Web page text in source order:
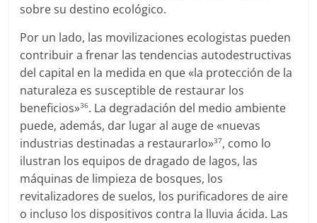
sobre su destino ecológico.
Por un lado, las movilizaciones ecologistas pueden
contribuir a frenar las tendencias autodestructivas
del capital en la medida en que «la protección de la
naturaleza es susceptible de restaurar los
beneficios»36. La degradación del medio ambiente
puede, además, dar lugar al auge de «nuevas
industrias destinadas a restaurarlo»37, como lo
ilustran los equipos de dragado de lagos, las
máquinas de limpieza de bosques, los
revitalizadores de suelos, los purificadores de aire
o incluso los dispositivos contra la lluvia ácida. Las